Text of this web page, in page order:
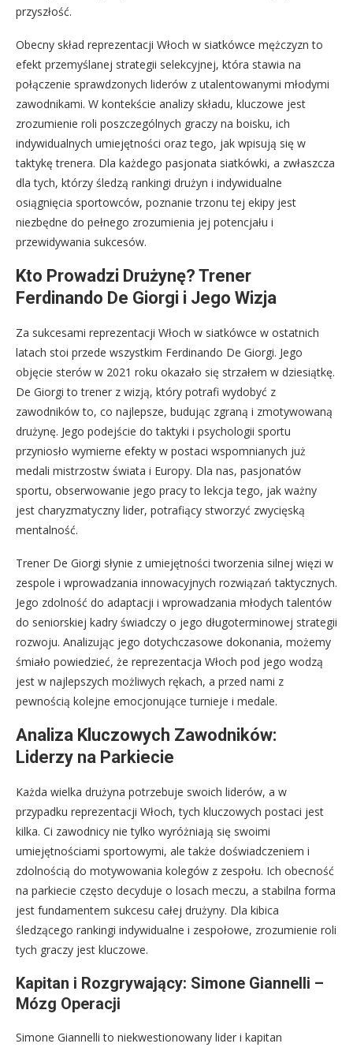
przyszłość.
Obecny skład reprezentacji Włoch w siatkówce mężczyzn to
efekt przemyślanej strategii selekcyjnej, która stawia na
połączenie sprawdzonych liderów z utalentowanymi młodymi
zawodnikami. W kontekście analizy składu, kluczowe jest
zrozumienie roli poszczególnych graczy na boisku, ich
indywidualnych umiejętności oraz tego, jak wpisują się w
taktykę trenera. Dla każdego pasjonata siatkówki, a zwłaszcza
dla tych, którzy śledzą rankingi drużyn i indywidualne
osiągnięcia sportowców, poznanie trzonu tej ekipy jest
niezbędne do pełnego zrozumienia jej potencjału i
przewidywania sukcesów.
Kto Prowadzi Drużynę? Trener
Ferdinando De Giorgi i Jego Wizja
Za sukcesami reprezentacji Włoch w siatkówce w ostatnich
latach stoi przede wszystkim Ferdinando De Giorgi. Jego
objęcie sterów w 2021 roku okazało się strzałem w dziesiątkę.
De Giorgi to trener z wizją, który potrafi wydobyć z
zawodników to, co najlepsze, budując zgraną i zmotywowaną
drużynę. Jego podejście do taktyki i psychologii sportu
przyniosło wymierne efekty w postaci wspomnianych już
medali mistrzostw świata i Europy. Dla nas, pasjonatów
sportu, obserwowanie jego pracy to lekcja tego, jak ważny
jest charyzmatyczny lider, potrafiący stworzyć zwycięską
mentalność.
Trener De Giorgi słynie z umiejętności tworzenia silnej więzi w
zespole i wprowadzania innowacyjnych rozwiązań taktycznych.
Jego zdolność do adaptacji i wprowadzania młodych talentów
do seniorskiej kadry świadczy o jego długoterminowej strategii
rozwoju. Analizując jego dotychczasowe dokonania, możemy
śmiało powiedzieć, że reprezentacja Włoch pod jego wodzą
jest w najlepszych możliwych rękach, a przed nami z
pewnością kolejne emocjonujące turnieje i medale.
Analiza Kluczowych Zawodników:
Liderzy na Parkiecie
Każda wielka drużyna potrzebuje swoich liderów, a w
przypadku reprezentacji Włoch, tych kluczowych postaci jest
kilka. Ci zawodnicy nie tylko wyróżniają się swoimi
umiejętnościami sportowymi, ale także doświadczeniem i
zdolnością do motywowania kolegów z zespołu. Ich obecność
na parkiecie często decyduje o losach meczu, a stabilna forma
jest fundamentem sukcesu całej drużyny. Dla kibica
śledzącego rankingi indywidualne i zespołowe, zrozumienie roli
tych graczy jest kluczowe.
Kapitan i Rozgrywający: Simone Giannelli –
Mózg Operacji
Simone Giannelli to niekwestionowany lider i kapitan